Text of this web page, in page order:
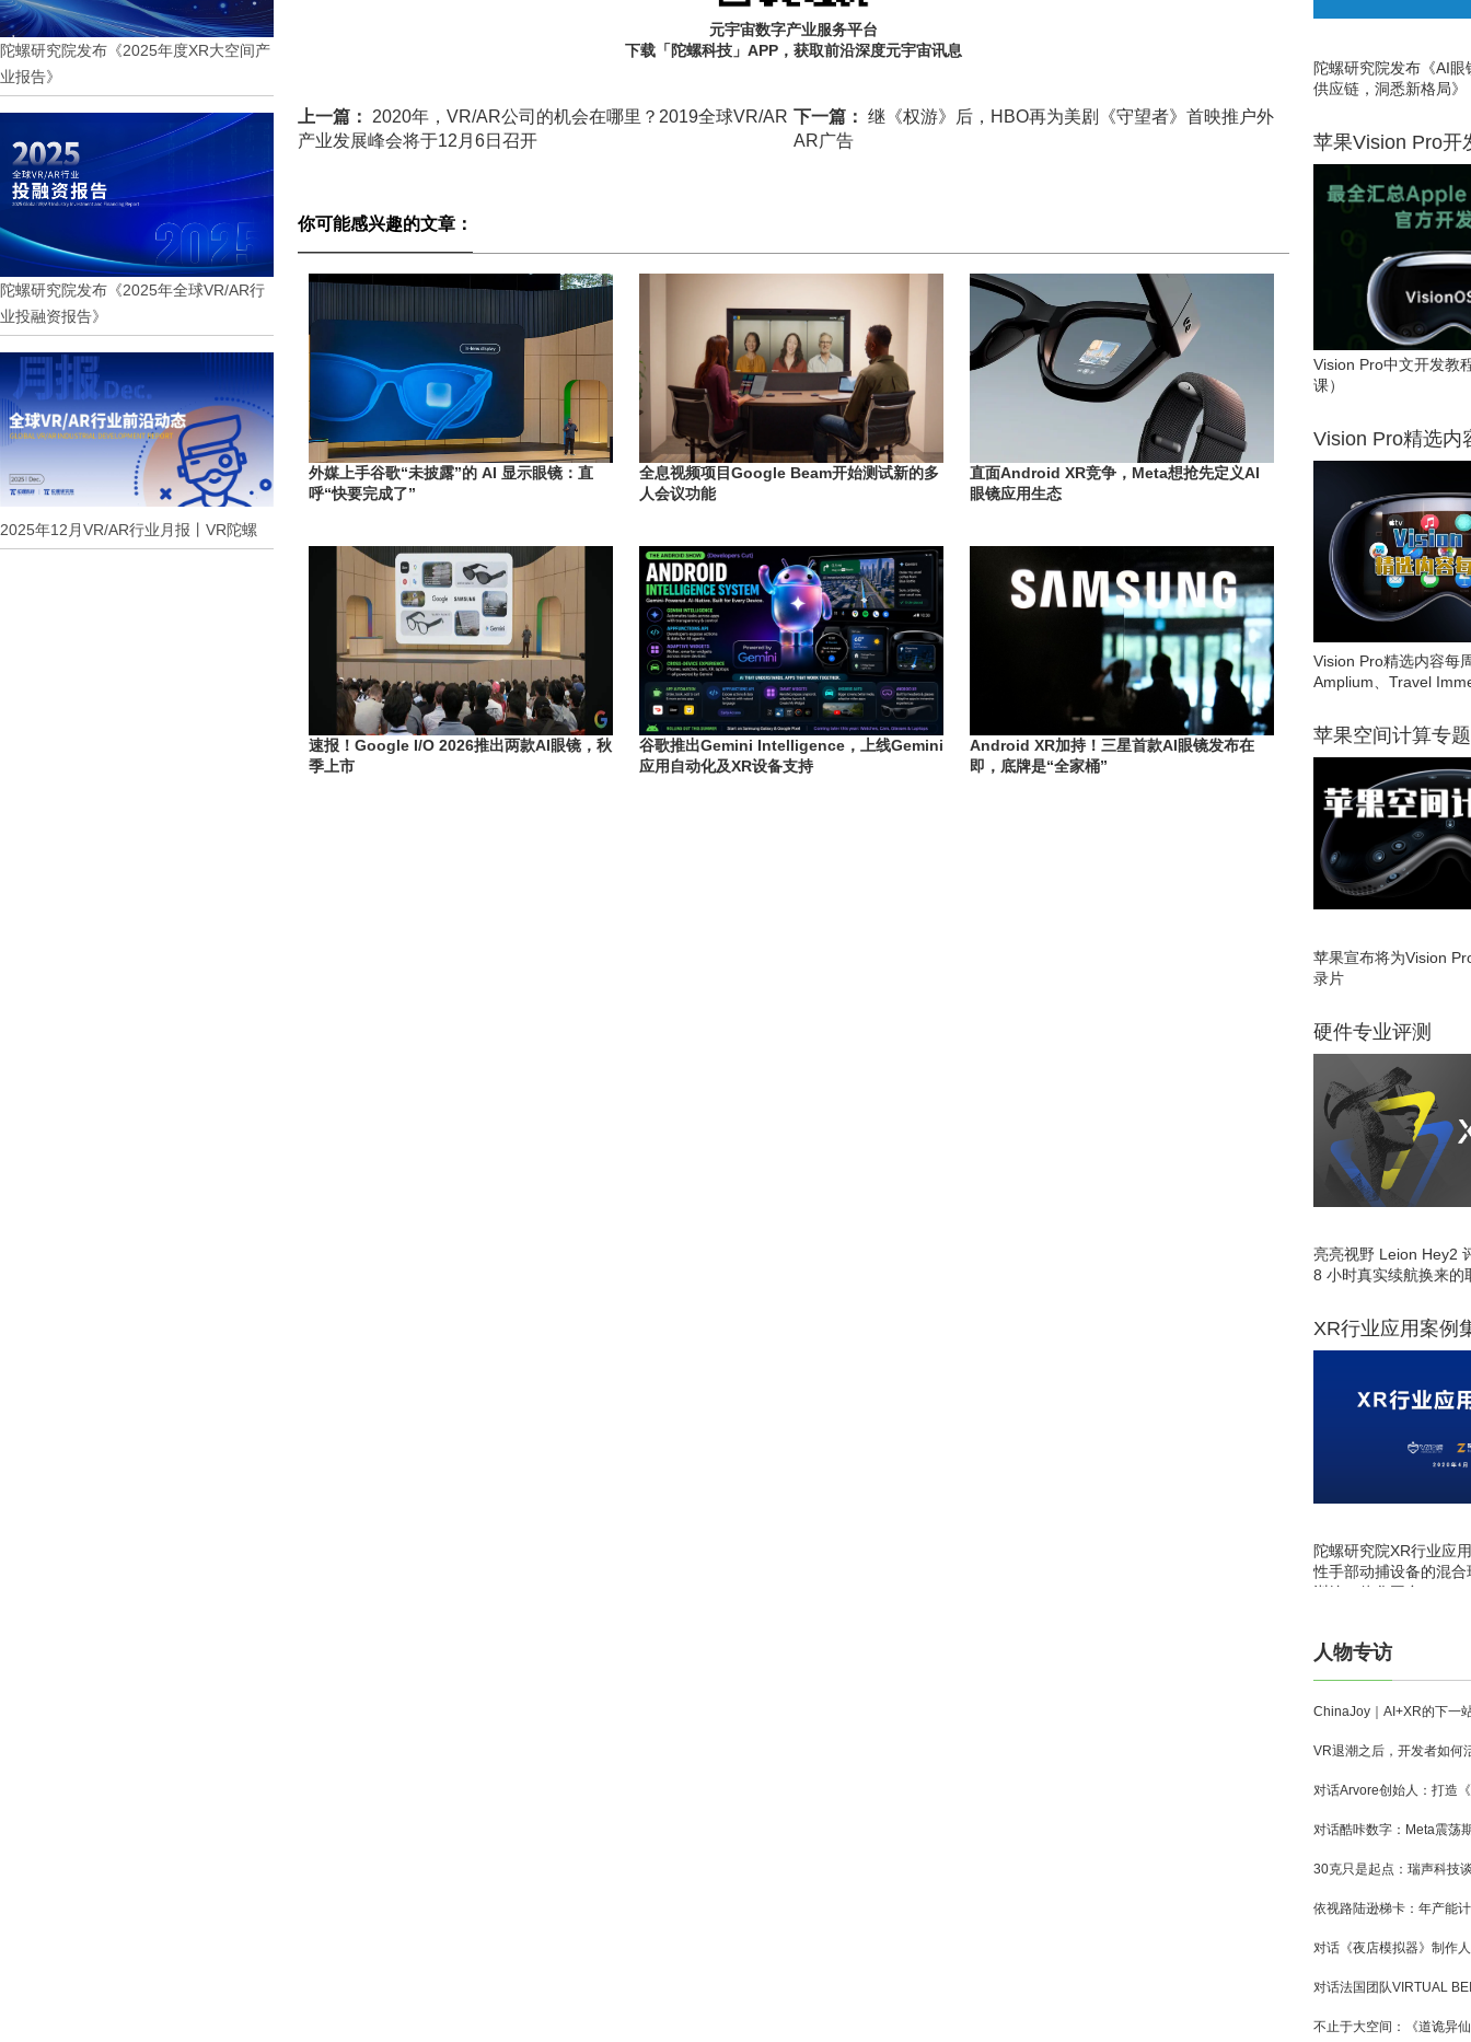
陀螺研究院发布《2025年度XR大空间产
业报告》
陀螺研究院发布《2025年全球VR/AR行
业投融资报告》
2025年12月VR/AR行业月报丨VR陀螺
元宇宙数字产业服务平台
下载「陀螺科技」APP，获取前沿深度元宇宙讯息
上一篇： 2020年，VR/AR公司的机会在哪里？2019全球VR/AR
产业发展峰会将于12月6日召开
下一篇： 继《权游》后，HBO再为美剧《守望者》首映推户外
AR广告
你可能感兴趣的文章：
外媒上手谷歌“未披露”的 AI 显示眼镜：直
呼“快要完成了”
全息视频项目Google Beam开始测试新的多
人会议功能
直面Android XR竞争，Meta想抢先定义AI
眼镜应用生态
速报！Google I/O 2026推出两款AI眼镜，秋
季上市
谷歌推出Gemini Intelligence，上线Gemini
应用自动化及XR设备支持
Android XR加持！三星首款AI眼镜发布在
即，底牌是“全家桶”
陀螺研究院发布《AI
供应链，洞悉新格局》
苹果Vision Pro开
Vision Pro中文开发教
课）
Vision Pro精选内
Vision Pro精选内容每
Amplium、Travel
苹果空间计算专题
苹果宣布将为Vision
录片
硬件专业评测
亮亮视野 Leion Hey2
8 小时真实续航换来的
XR行业应用案例
陀螺研究院XR行业应
性手部动捕设备的混
训练一体化平台
人物专访